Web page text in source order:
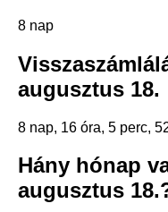
8 nap
augusztus 18.
8 nap, 16 óra, 5 perc,
Hány hónap
augusztus